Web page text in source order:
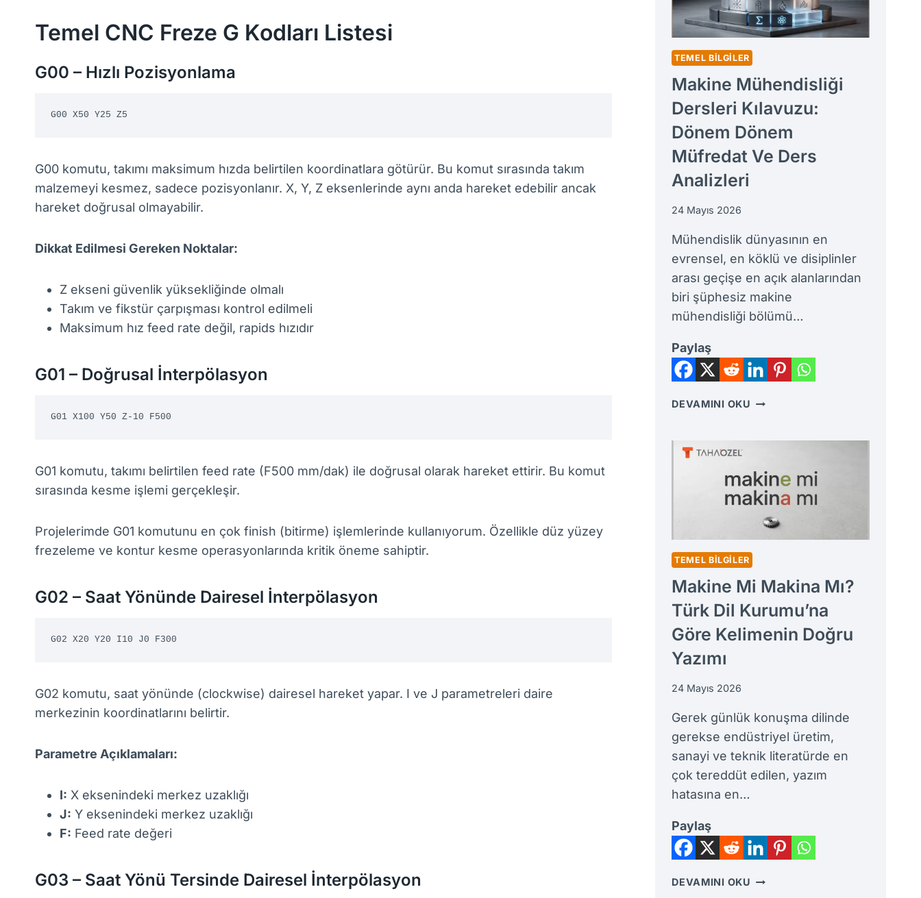
Temel CNC Freze G Kodları Listesi
G00 – Hızlı Pozisyonlama
G00 X50 Y25 Z5
G00 komutu, takımı maksimum hızda belirtilen koordinatlara götürür. Bu komut sırasında takım
malzemeyi kesmez, sadece pozisyonlanır. X, Y, Z eksenlerinde aynı anda hareket edebilir ancak
hareket doğrusal olmayabilir.
Dikkat Edilmesi Gereken Noktalar:
Z ekseni güvenlik yüksekliğinde olmalı
Takım ve fikstür çarpışması kontrol edilmeli
Maksimum hız feed rate değil, rapids hızıdır
G01 – Doğrusal İnterpölasyon
G01 X100 Y50 Z-10 F500
G01 komutu, takımı belirtilen feed rate (F500 mm/dak) ile doğrusal olarak hareket ettirir. Bu komut
sırasında kesme işlemi gerçekleşir.
Projelerimde G01 komutunu en çok finish (bitirme) işlemlerinde kullanıyorum. Özellikle düz yüzey
frezeleme ve kontur kesme operasyonlarında kritik öneme sahiptir.
G02 – Saat Yönünde Dairesel İnterpölasyon
G02 X20 Y20 I10 J0 F300
G02 komutu, saat yönünde (clockwise) dairesel hareket yapar. I ve J parametreleri daire
merkezinin koordinatlarını belirtir.
Parametre Açıklamaları:
I: X eksenindeki merkez uzaklığı
J: Y eksenindeki merkez uzaklığı
F: Feed rate değeri
G03 – Saat Yönü Tersinde Dairesel İnterpölasyon
VE
YURTDIŞI
KATSAYILARI
TEMEL BILGILER
Makine Mühendisliği
Dersleri Kılavuzu:
Dönem Dönem
Müfredat Ve Ders
Analizleri
24 Mayıs 2026
Mühendislik dünyasının en
evrensel, en köklü ve disiplinler
arası geçişe en açık alanlarından
biri şüphesiz makine
mühendisliği bölümü…
Paylaş
DEVAMINI OKU MAKINE
DÖNEM
MÜFREDAT
DERS
ANALIZLERI
TEMEL BILGILER
Makine Mi Makina Mı?
Türk Dil Kurumu’na
Göre Kelimenin Doğru
Yazımı
24 Mayıs 2026
Gerek günlük konuşma dilinde
gerekse endüstriyel üretim,
sanayi ve teknik literatürde en
çok tereddüt edilen, yazım
hatasına en…
Paylaş
DEVAMINI OKU MAKINE